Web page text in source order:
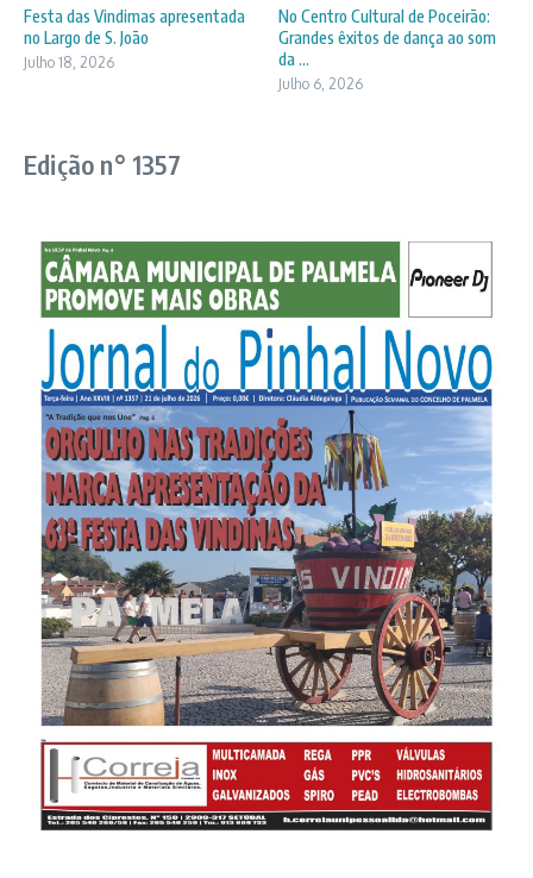
Festa das Vindimas apresentada
no Largo de S. João
Julho 18, 2026
No Centro Cultural de Poceirão:
Grandes êxitos de dança ao som
da ...
Julho 6, 2026
Edição n° 1357